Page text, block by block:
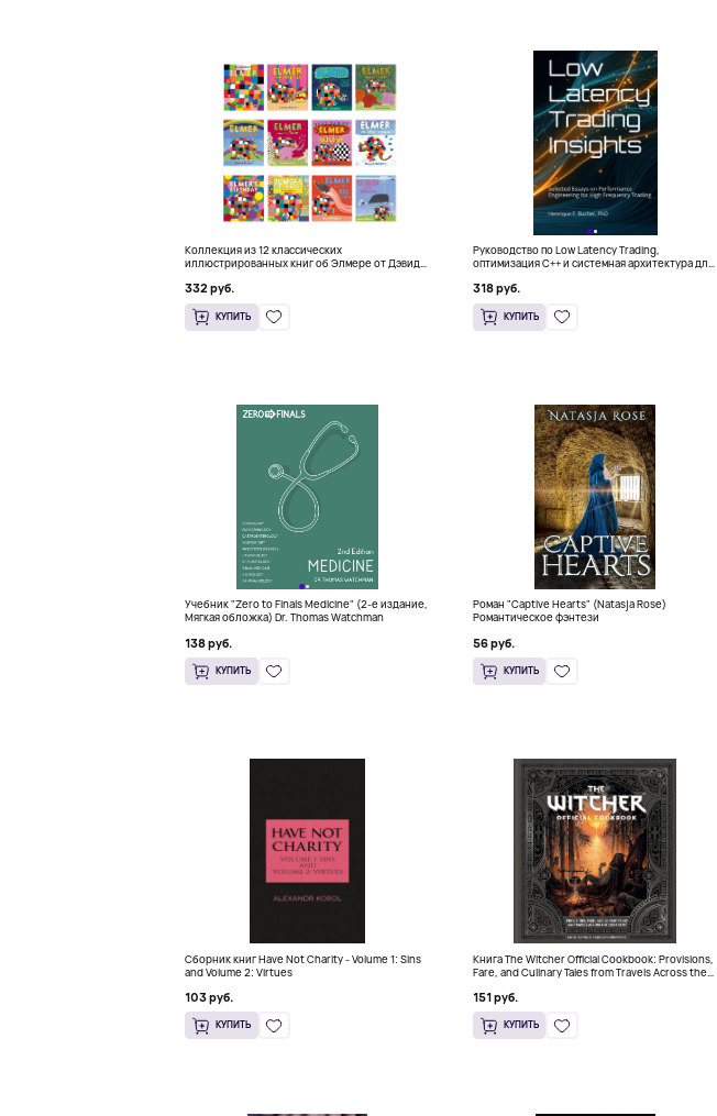
Коллекция из 12 классических
иллюстрированных книг об Элмере от Дэвида
332 руб.
КУПИТЬ
Руководство по Low Latency Trading,
оптимизация C++ и системная архитектура для
318 руб.
КУПИТЬ
Учебник "Zero to Finals Medicine" (2-е издание,
Мягкая обложка) Dr. Thomas Watchman
138 руб.
КУПИТЬ
Роман "Captive Hearts" (Natasja Rose)
Романтическое фэнтези
56 руб.
КУПИТЬ
Сборник книг Have Not Charity - Volume 1: Sins
and Volume 2: Virtues
103 руб.
КУПИТЬ
Книга The Witcher Official Cookbook: Provisions,
Fare, and Culinary Tales from Travels Across the
151 руб.
КУПИТЬ